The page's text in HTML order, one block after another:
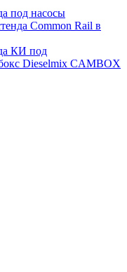
под насосы
Common Rail в
КИ под
Dieselmix CAMBOX